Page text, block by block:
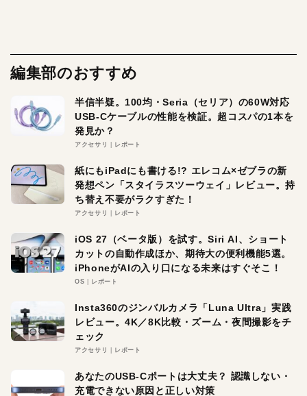
編集部のおすすめ
半信半疑。100均・Seria（セリア）の60W対応
USB-Cケーブルの性能を検証。超コスパの1本を
発見か？
アクセサリ レポート
紙にもiPadにも書ける!? エレコム×ゼブラの新
発想ペン「スタイラスツーウェイ」レビュー。持
ち替え不要がラクすぎた！
アクセサリ レポート
iOS 27（ベータ版）を試す。Siri AI、ショート
カットの自動作成ほか、期待大の便利機能5選。
iPhoneがAIの入り口になる未来はすぐそこ！
OS レポート
Insta360のジンバルカメラ「Luna Ultra」実践
レビュー。4K／8K比較・ズーム・夜間撮影をチ
ェック
アクセサリ レポート
あなたのUSB-Cポートは大丈夫？ 認識しない・
充電できない原因と正しい対策